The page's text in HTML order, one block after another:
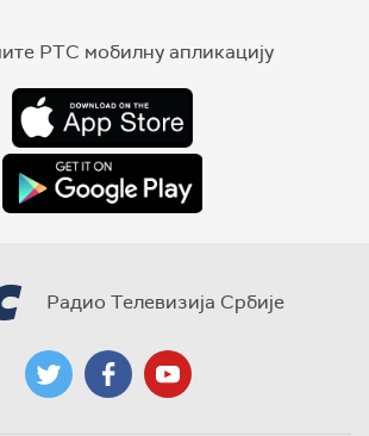
РТС мобилну апликацију
Радио Телевизија Србије